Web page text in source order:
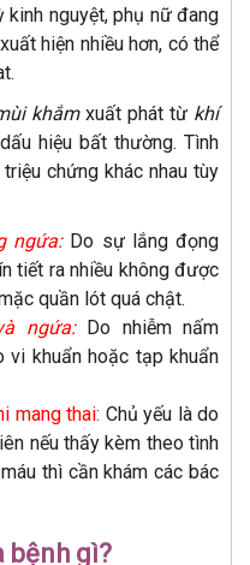
nguyệt, phụ nữ đang
hiện nhiều hơn, có thể
khắmxuất phát từ khí
hiệu bất thường. Tình
chứng khác nhau tùy
ngứa:Do sự lắng đọng
tiết ra nhiều không được
quần lót quá chật.
ngứa:Do nhiễm nấm
vi khuẩn hoặc tạp khuẩn
mang thai: Chủ yếu là do
nếu thấy kèm theo tình
thì cần khám các bác
bệnh gì?